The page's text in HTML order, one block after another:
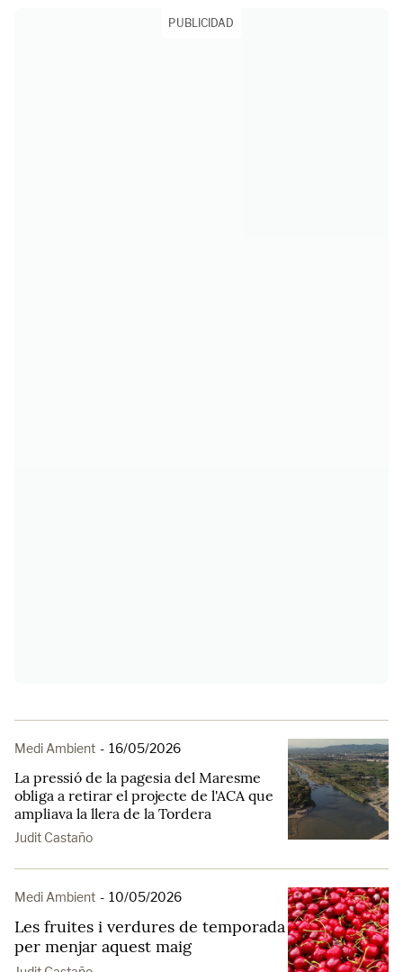
PUBLICIDAD
Medi Ambient - 16/05/2026
La pressió de la pagesia del Maresme
obliga a retirar el projecte de l'ACA que
ampliava la llera de la Tordera
Judit Castaño
Medi Ambient - 10/05/2026
Les fruites i verdures de temporada
per menjar aquest maig